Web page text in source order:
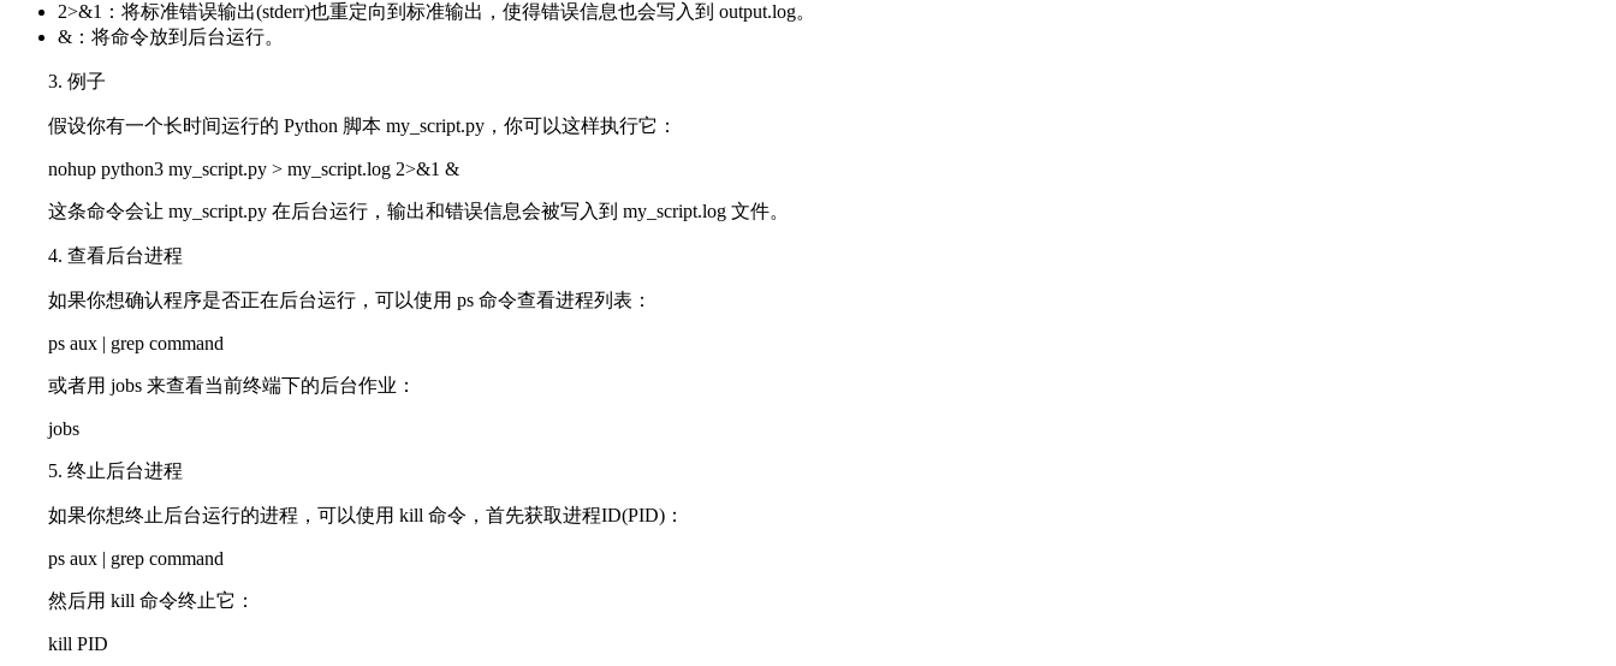
2>&1：将标准错误输出(stderr)也重定向到标准输出，使得错误信息也会写入到 output.log。
&：将命令放到后台运行。
3. 例子
假设你有一个长时间运行的 Python 脚本 my_script.py，你可以这样执行它：
nohup python3 my_script.py > my_script.log 2>&1 &
这条命令会让 my_script.py 在后台运行，输出和错误信息会被写入到 my_script.log 文件。
4. 查看后台进程
如果你想确认程序是否正在后台运行，可以使用 ps 命令查看进程列表：
ps aux | grep command
或者用 jobs 来查看当前终端下的后台作业：
jobs
5. 终止后台进程
如果你想终止后台运行的进程，可以使用 kill 命令，首先获取进程ID(PID)：
ps aux | grep command
然后用 kill 命令终止它：
kill PID